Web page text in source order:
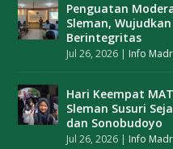
Penguatan
Sleman,
Berintegritas
Jul 26, 2026 | Info
Hari Keempat
Sleman Susuri
dan Sonobudoyo
Jul 26, 2026 | Info